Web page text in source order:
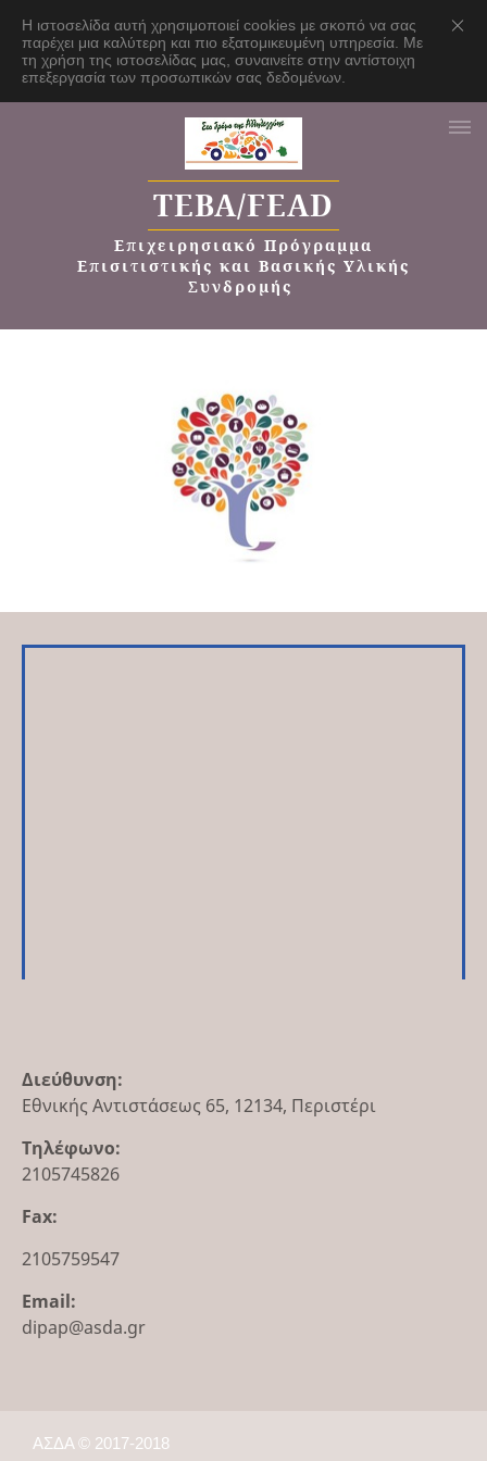
Η ιστοσελίδα αυτή χρησιμοποιεί cookies με σκοπό να σας
παρέχει μια καλύτερη και πιο εξατομικευμένη υπηρεσία. Με
τη χρήση της ιστοσελίδας μας, συναινείτε στην αντίστοιχη
επεξεργασία των προσωπικών σας δεδομένων.
TEBA/FEAD
Επιχειρησιακό Πρόγραμμα
Επισιτιστικής και Βασικής Υλικής
Συνδρομής
Διεύθυνση:
Εθνικής Αντιστάσεως 65, 12134, Περιστέρι
Τηλέφωνο:
2105745826
Fax:
2105759547
Email:
dipap@asda.gr
ΑΣΔΑ © 2017-2018